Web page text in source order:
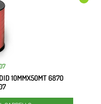
10MMX50MT 6870